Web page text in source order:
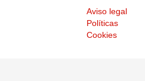
Aviso legal
Políticas
Cookies